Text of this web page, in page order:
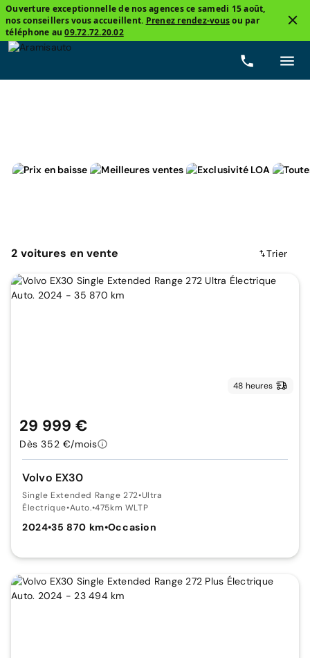
Ouverture exceptionnelle de nos agences ce samedi 15 août,
nos conseillers vous accueillent. Prenez rendez-vousou par
téléphone au09.72.72.20.02
Boîtes de vitesse
2 voitures en vente Trier
48 heures
Volvo EX30
Single Extended Range 272•Ultra
Électrique•Auto.•475km WLTP
2024•35 870 km•Occasion
29 999 €
Dès 352 €/mois